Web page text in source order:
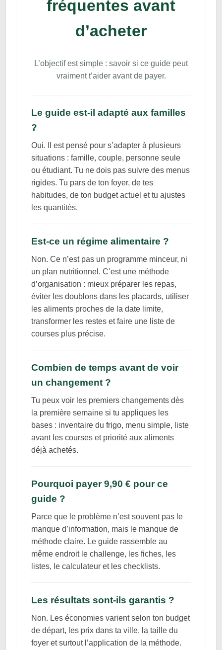
fréquentes avant
d’acheter
L’objectif est simple : savoir si ce guide peut
vraiment t’aider avant de payer.
Le guide est-il adapté aux familles
?
Oui. Il est pensé pour s’adapter à plusieurs
situations : famille, couple, personne seule
ou étudiant. Tu ne dois pas suivre des menus
rigides. Tu pars de ton foyer, de tes
habitudes, de ton budget actuel et tu ajustes
les quantités.
Est-ce un régime alimentaire ?
Non. Ce n’est pas un programme minceur, ni
un plan nutritionnel. C’est une méthode
d’organisation : mieux préparer les repas,
éviter les doublons dans les placards, utiliser
les aliments proches de la date limite,
transformer les restes et faire une liste de
courses plus précise.
Combien de temps avant de voir
un changement ?
Tu peux voir les premiers changements dès
la première semaine si tu appliques les
bases : inventaire du frigo, menu simple, liste
avant les courses et priorité aux aliments
déjà achetés.
Pourquoi payer 9,90 € pour ce
guide ?
Parce que le problème n’est souvent pas le
manque d’information, mais le manque de
méthode claire. Le guide rassemble au
même endroit le challenge, les fiches, les
listes, le calculateur et les checklists.
Les résultats sont-ils garantis ?
Non. Les économies varient selon ton budget
de départ, les prix dans ta ville, la taille du
foyer et surtout l’application de la méthode.